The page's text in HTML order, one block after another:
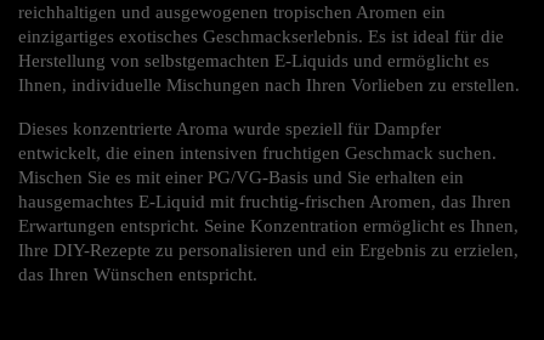
reichhaltigen und ausgewogenen tropischen Aromen ein
einzigartiges exotisches Geschmackserlebnis. Es ist ideal für die
Herstellung von selbstgemachten E-Liquids und ermöglicht es
Ihnen, individuelle Mischungen nach Ihren Vorlieben zu erstellen.
Dieses konzentrierte Aroma wurde speziell für Dampfer
entwickelt, die einen intensiven fruchtigen Geschmack suchen.
Mischen Sie es mit einer PG/VG-Basis und Sie erhalten ein
hausgemachtes E-Liquid mit fruchtig-frischen Aromen, das Ihren
Erwartungen entspricht. Seine Konzentration ermöglicht es Ihnen,
Ihre DIY-Rezepte zu personalisieren und ein Ergebnis zu erzielen,
das Ihren Wünschen entspricht.